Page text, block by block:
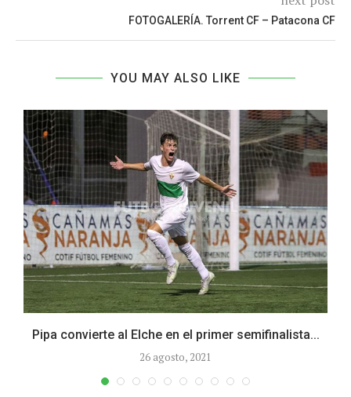
FOTOGALERÍA. Torrent CF – Patacona CF
YOU MAY ALSO LIKE
Pipa convierte al Elche en el primer semifinalista...
26 agosto, 2021